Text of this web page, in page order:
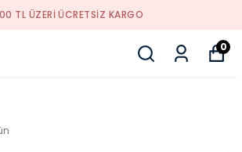
TL ÜZERI ÜCRETSIZ KARGO
0